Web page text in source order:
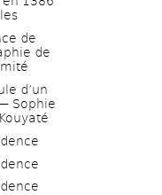
de
de
d’un
Sophie